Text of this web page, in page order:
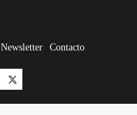
Newsletter Contacto